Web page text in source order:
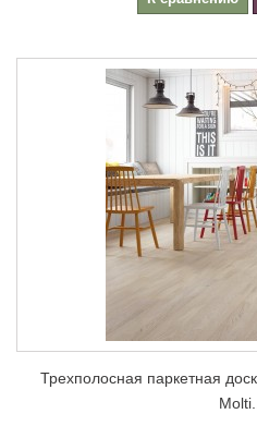
Трехполосная паркетная
Molti...